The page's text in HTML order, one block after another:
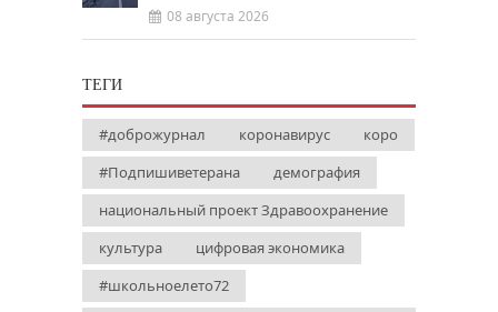
08 августа 2026
ТЕГИ
#доброжурнал коронавирус
коро
#Подпишиветерана
демография
национальный проект Здравоохранение
культура
цифровая экономика
#школьноелето72